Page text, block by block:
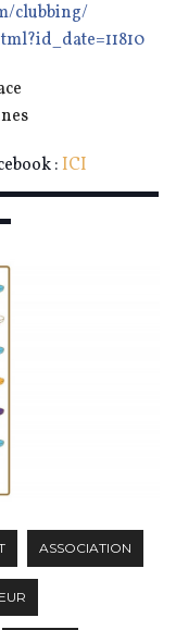
clubbing/
: ICI
ASSOCIATION